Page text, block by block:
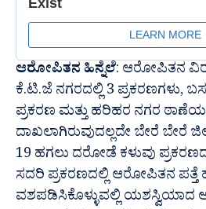
ಆರೋಪಿತನ ಹಿನ್ನೆಲೆ: ಆರೋಪಿತನ
ಕೆ.ಟಿ.ಜೆ ನಗರದಲ್ಲಿ 3 ಪ್ರಕರಣಗಳು,
ಪ್ರಕರಣ ಮತ್ತು ಹರಿಹರ ನಗರ
ದಾಖಲಾಗಿರುವುದಲ್ಲದೇ ಬೇರೆ ಬೇರೆ
19 ಹಗಲು ದರೋಡೆ ಕಳುವು
ಸದರಿ ಪ್ರಕರಣದಲ್ಲಿ ಆರೋಪಿತನ ಪತ್ತೆ
ವಶಪಡಿಸಿಕೊಳ್ಳುವಲ್ಲಿ ಯಶಸ್ವಿಯಾದ